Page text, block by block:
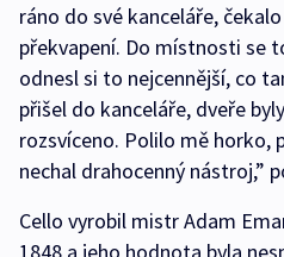
ráno do své kanceláře,
překvapení. Do místnosti se
odnesl si to nejcennější, co
přišel do kanceláře, dveře
rozsvíceno. Polilo mě horko,
nechal drahocenný nástroj,”
Cello vyrobil mistr Adam
1848 a jeho hodnota byla